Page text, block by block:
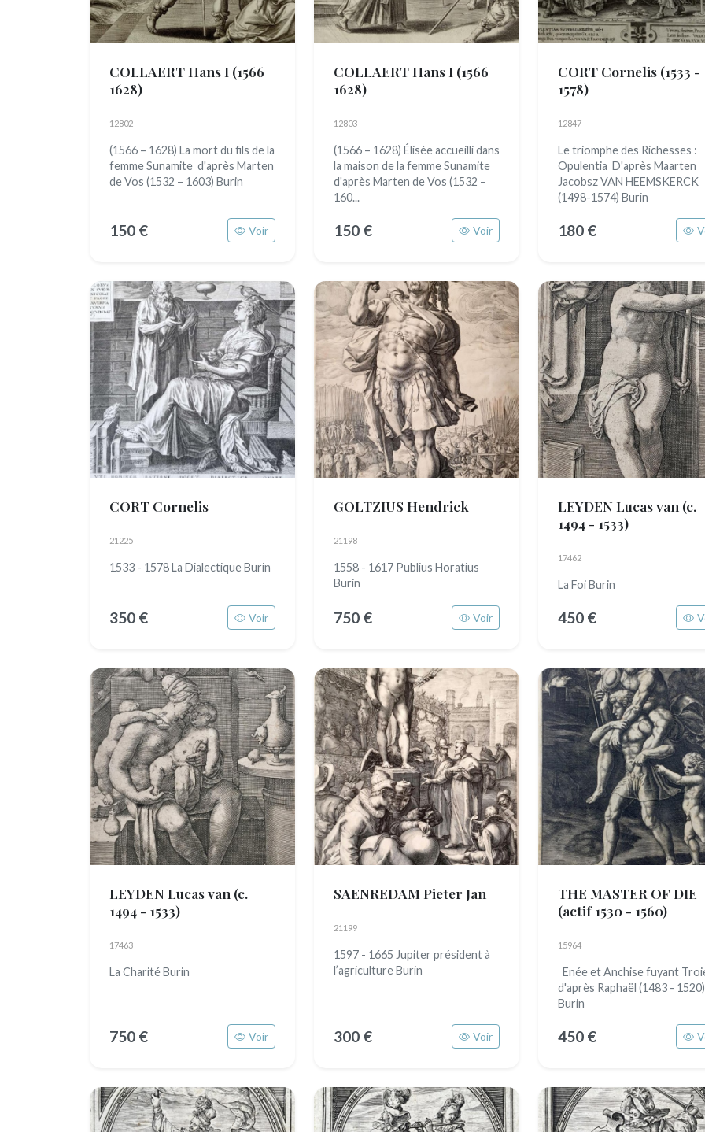
COLLAERT Hans I (1566
1628)
12802
(1566 – 1628) La mort du fils de la
femme Sunamite d'après Marten
de Vos (1532 – 1603) Burin
150 € Voir
COLLAERT Hans I (1566
1628)
12803
(1566 – 1628) Élisée accueilli dans
la maison de la femme Sunamite
d'après Marten de Vos (1532 –
160...
150 € Voir
CORT Cornelis (1533 -
1578)
12847
Le triomphe des Richesses :
Opulentia D'après Maarten
Jacobsz VAN HEEMSKERCK
(1498-1574) Burin
180 €
CORT Cornelis
21225
1533 - 1578 La Dialectique Burin
350 € Voir
GOLTZIUS Hendrick
21198
1558 - 1617 Publius Horatius
Burin
750 € Voir
LEYDEN Lucas van (c.
1494 - 1533)
17462
La Foi Burin
450 €
LEYDEN Lucas van (c.
1494 - 1533)
17463
La Charité Burin
750 € Voir
SAENREDAM Pieter Jan
21199
1597 - 1665 Jupiter président à
l’agriculture Burin
300 € Voir
THE MASTER OF DIE
(actif 1530 - 1560)
15964
Enée et Anchise fuyant
d'après Raphaël (1483 - 1520)
Burin
450 €